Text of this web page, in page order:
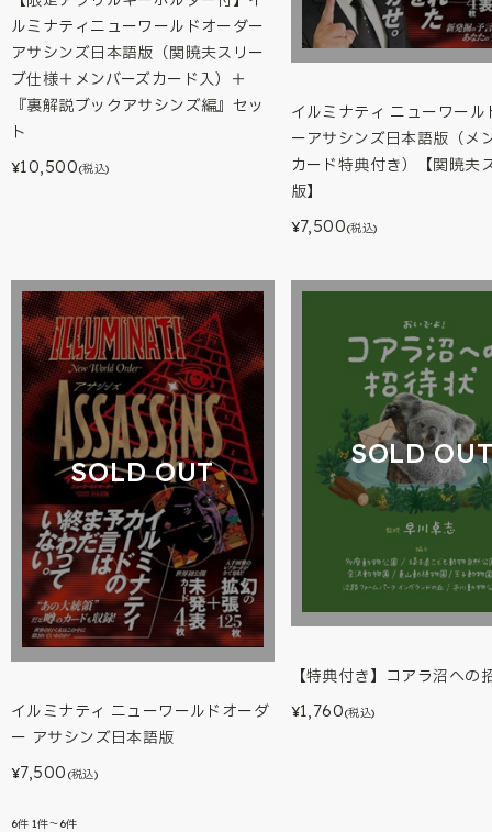
ルミナティニューワールドオーダー
アサシンズ日本語版（関暁夫スリー
ブ仕様＋メンバーズカード入）＋
『裏解説ブックアサシンズ編』セッ
ト
¥10,500(税込)
イルミナティ ニューワール
ーアサシンズ日本語版（メ
カード特典付き）【関暁夫
版】
¥7,500(税込)
SOLD OUT
イルミナティ ニューワールドオーダ
ー アサシンズ日本語版
¥7,500 (税込)
SOLD
【特典付き】コアラ沼への
¥1,760(税込)
6件 1件～6件